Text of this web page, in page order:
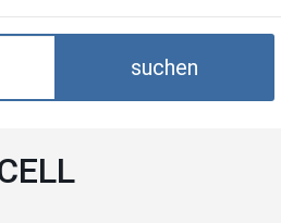
suchen